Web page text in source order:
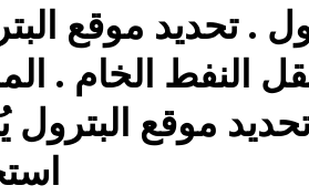
. تحديد موقع
النفط الخام .
موقع البترول